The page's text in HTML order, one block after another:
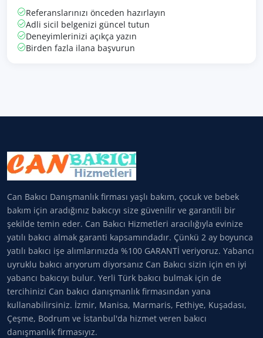
Referanslarınızı önceden hazırlayın
Adli sicil belgenizi güncel tutun
Deneyimlerinizi açıkça yazın
Birden fazla ilana başvurun
Can Bakıcı Danışmanlık firması yaşlı bakım, çocuk ve bebek
bakım için aradığınız bakıcıyı size güvenilir ve garantili bir
şekilde temin eder. Can Bakıcı Hizmetleri aracılığıyla evinize
yatılı bakıcı almak garanti kapsamındadır. Çünkü 2 ay boyunca
yatılı bakıcı işe alımlarınızda %100 GARANTİ veriyoruz. Yabancı
uyruklu bakıcı arıyorum diyorsanız Can Bakıcı sizin için en iyi
yabancı bakıcıyı bulur. Yerli Türk bakıcı bulmak için de
tercihinizi Can bakıcı danışmanlık firmasından yana
kullanabilirsiniz. İzmir, Manisa, Marmaris, Fethiye, Kuşadası,
Çeşme, Bodrum ve İstanbul'da hizmet veren bakıcı
danışmanlık firmasıyız.